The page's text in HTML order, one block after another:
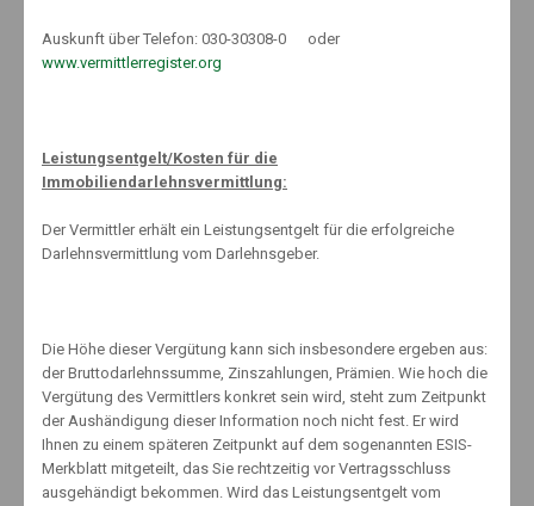
Auf Arbeitswegen greift also die gesetzliche Unfallversicherung. Auf
allen anderen Wegen sollte man durch eine private
About The Author
Knut Maeuselein
Auskunft über Telefon: 030-30308-0 oder
www.vermittlerregister.org
Leistungsentgelt/Kosten für die
Immobiliendarlehnsvermittlung:
Der Vermittler erhält ein Leistungsentgelt für die erfolgreiche
Darlehnsvermittlung vom Darlehnsgeber.
Die Höhe dieser Vergütung kann sich insbesondere ergeben aus:
der Bruttodarlehnssumme, Zinszahlungen, Prämien. Wie hoch die
Vergütung des Vermittlers konkret sein wird, steht zum Zeitpunkt
der Aushändigung dieser Information noch nicht fest. Er wird
Ihnen zu einem späteren Zeitpunkt auf dem sogenannten ESIS-
Merkblatt mitgeteilt, das Sie rechtzeitig vor Vertragsschluss
ausgehändigt bekommen. Wird das Leistungsentgelt vom